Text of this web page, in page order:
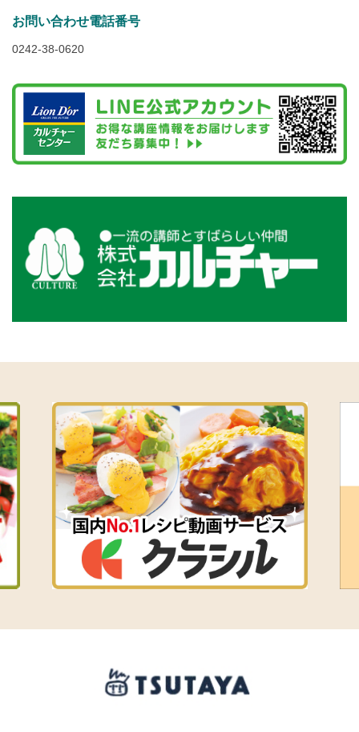
お問い合わせ電話番号
0242-38-0620